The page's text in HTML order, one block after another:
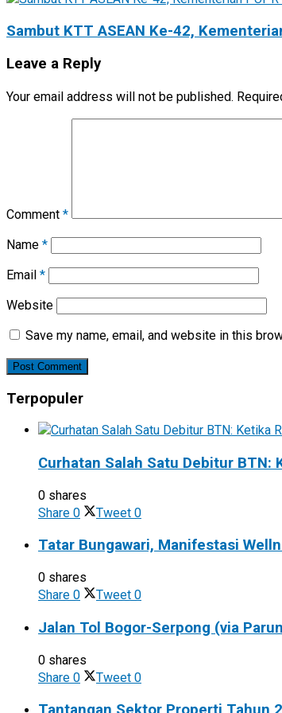
Sambut KTT ASEAN Ke-42,
Leave a Reply
Your email address will not be published.
Comment *
Name *
Email *
Website
Save my name, email, and website in this
Terpopuler
Curhatan Salah Satu Debitur BTN:
0 shares
Share 0 Tweet 0
Tatar Bungawari, Manifestasi
0 shares
Share 0 Tweet 0
Jalan Tol Bogor-Serpong (via
0 shares
Share 0 Tweet 0